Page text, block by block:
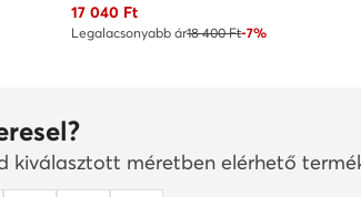
Aktuális ár
17 040Ft
Legalacsonyabb ár18 400 Ft-7%
kiválasztott méretben elérhető